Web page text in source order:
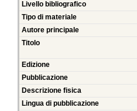
Livello bibliografico
Tipo di materiale
Autore principale
Titolo
Edizione
Pubblicazione
Descrizione fisica
Lingua di pubblicazione